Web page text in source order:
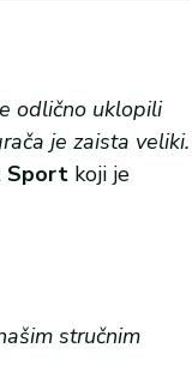
odlično uklopili
je zaista veliki.
Sport koji je
stručnim